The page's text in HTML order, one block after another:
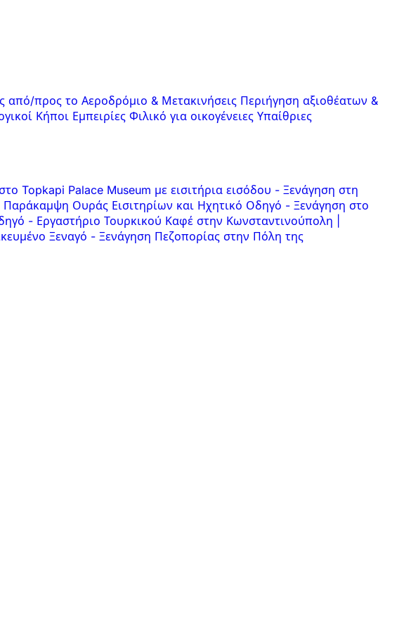
από/προς το Αεροδρόμιο & Μετακινήσεις Περιήγηση αξιοθέατων &
Κήποι Εμπειρίες Φιλικό για οικογένειες Υπαίθριες
Topkapi Palace Museum με εισιτήρια εισόδου - Ξενάγηση στη
Ουράς Εισιτηρίων και Ηχητικό Οδηγό - Ξενάγηση στο
- Εργαστήριο Τουρκικού Καφέ στην Κωνσταντινούπολη |
Ξεναγό - Ξενάγηση Πεζοπορίας στην Πόλη της